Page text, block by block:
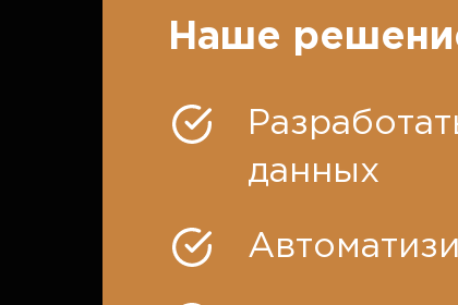
Наше
данных